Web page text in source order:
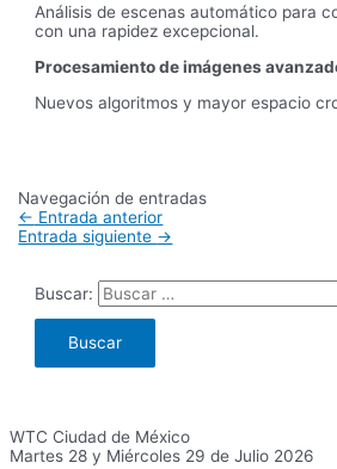
Análisis de escenas automático para
con una rapidez excepcional.
Procesamiento de imágenes
Nuevos algoritmos y mayor espacio
Navegación de entradas
← Entrada anterior
Entrada siguiente →
Buscar:
WTC Ciudad de México
Martes 28 y Miércoles 29 de Julio 2026